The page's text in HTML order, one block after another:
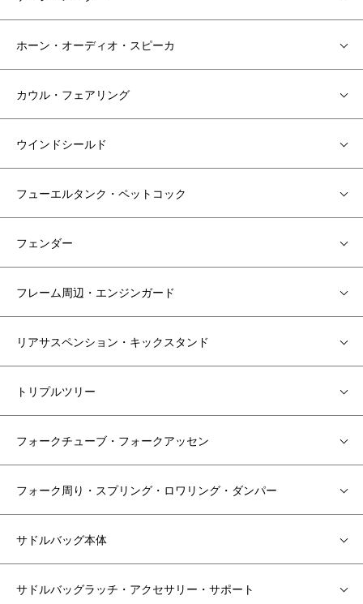
ホーン・オーディオ・スピーカ
カウル・フェアリング
ウインドシールド
フューエルタンク・ペットコック
フェンダー
フレーム周辺・エンジンガード
リアサスペンション・キックスタンド
トリプルツリー
フォークチューブ・フォークアッセン
フォーク周り・スプリング・ロワリング・ダンパー
サドルバッグ本体
サドルバッグラッチ・アクセサリー・サポート